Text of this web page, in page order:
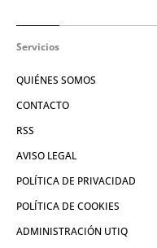
Servicios
QUIÉNES SOMOS
CONTACTO
RSS
AVISO LEGAL
POLÍTICA DE PRIVACIDAD
POLÍTICA DE COOKIES
ADMINISTRACIÓN UTIQ